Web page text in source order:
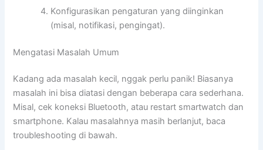
Konfigurasikan pengaturan yang diinginkan
(misal, notifikasi, pengingat).
Mengatasi Masalah Umum
Kadang ada masalah kecil, nggak perlu panik! Biasanya
masalah ini bisa diatasi dengan beberapa cara sederhana.
Misal, cek koneksi Bluetooth, atau restart smartwatch dan
smartphone. Kalau masalahnya masih berlanjut, baca
troubleshooting di bawah.